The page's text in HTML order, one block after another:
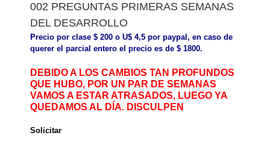
002 PREGUNTAS PRIMERAS SEMANAS
DEL DESARROLLO
Precio por clase $ 200 o U$ 4,5 por paypal, en caso de
querer el parcial entero el precio es de $ 1800.
DEBIDO A LOS CAMBIOS TAN PROFUNDOS
QUE HUBO, POR UN PAR DE SEMANAS
VAMOS A ESTAR ATRASADOS, LUEGO YA
QUEDAMOS AL DÍA. DISCULPEN
Solicitar